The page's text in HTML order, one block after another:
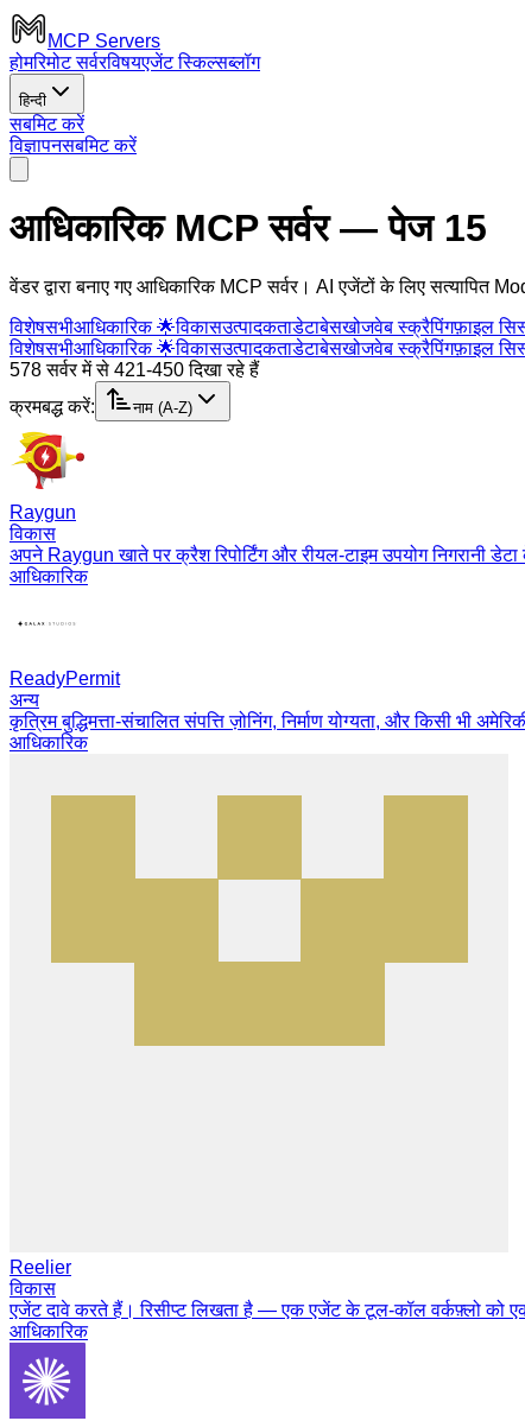
MCP Servers
होमरिमोट सर्वरविषयएजेंट स्किल्सब्लॉग
हिन्दी
सबमिट करें
विज्ञापनसबमिट करें
आधिकारिक MCP सर्वर— पेज 15
वेंडर द्वारा बनाए गए आधिकारिक MCP सर्वर। AI एजेंटों के लिए सत्यापित
विशेषसभीआधिकारिक 🌟विकासउत्पादकताडेटाबेसखोजवेब स्क्रैपिंगफ़ाइल
विशेषसभीआधिकारिक 🌟विकासउत्पादकताडेटाबेसखोजवेब स्क्रैपिंगफ़ाइल
578 सर्वर में से 421-450 दिखा रहे हैं
क्रमबद्ध करें:
नाम (A-Z)
Raygun
विकास
अपने Raygun खाते पर क्रैश रिपोर्टिंग और रीयल-टाइम उपयोग निगरानी
आधिकारिक
ReadyPermit
अन्य
कृत्रिम बुद्धिमत्ता-संचालित संपत्ति ज़ोनिंग, निर्माण योग्यता, और किसी भी
आधिकारिक
Reelier
विकास
एजेंट दावे करते हैं। रिसीप्ट लिखता है — एक एजेंट के टूल-कॉल वर्कफ़्लो को
आधिकारिक